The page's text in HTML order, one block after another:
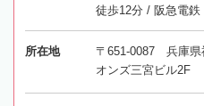
徒歩12分 / 阪急電鉄
所在地
〒651-0087 兵庫県
オンズ三宮ビル2F